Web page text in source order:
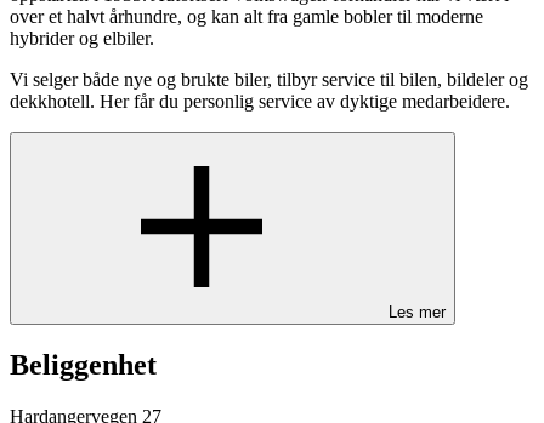
over et halvt århundre, og kan alt fra gamle bobler til moderne
hybrider og elbiler.
Vi selger både nye og brukte biler, tilbyr service til bilen, bildeler og
dekkhotell. Her får du personlig service av dyktige medarbeidere.
Les mer
Beliggenhet
Hardangervegen 27